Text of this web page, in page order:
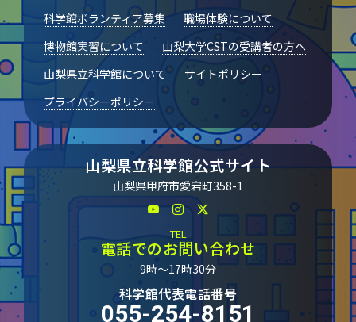
科学館ボランティア募集
職場体験について
博物館実習について
山梨大学CSTの受講者の方へ
山梨県立科学館について
サイトポリシー
プライバシーポリシー
山梨県立科学館公式サイト
山梨県甲府市愛宕町358-1
TEL
電話でのお問い合わせ
9時～17時30分
科学館代表電話番号
055-254-8151